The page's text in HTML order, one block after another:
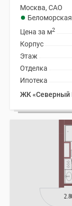
Москва, САО
Беломорская
Цена за м2
Корпус
Этаж
Отделка
Ипотека
ЖК «Северный